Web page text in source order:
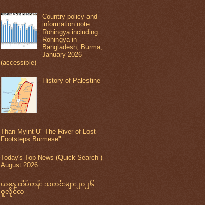
Country policy and
information note:
Rohingya including
Rohingya in
Bangladesh, Burma,
January 2026
(accessible)
History of Palestine
Than Myint U" The River of Lost
Footsteps Burmese"
Today's Top News (Quick Search )
August 2026
ယနေ့ ထိပ်တန်း သတင်းများ၂၀၂၆
ဇူလိုင်လ